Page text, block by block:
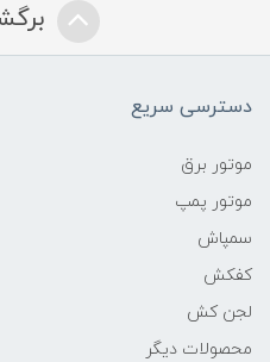
دسترسی سریع
موتور برق
موتور پمپ
سمپاش
کفکش
لجن کش
محصولات دیگر